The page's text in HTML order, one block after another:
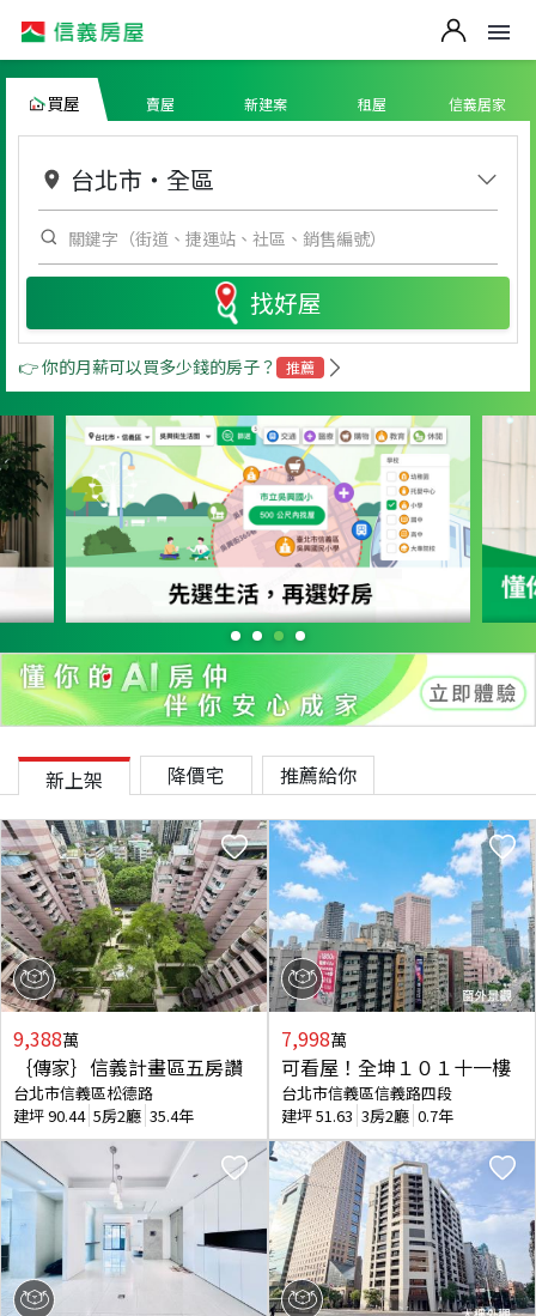
買屋 賣屋 新建案 租屋 信義居家
台北市 ・ 全區
找好屋
👉 你的月薪可以買多少錢的房子？ 推薦
新上架 降價宅 推薦給你
9,388萬
｛傳家｝信義計畫區五房讚
台北市信義區松德路
建坪90.44 5房2廳 35.4年
7,998萬
可看屋！全坤１０１十一樓
台北市信義區信義路四段
建坪51.63 3房2廳 0.7年